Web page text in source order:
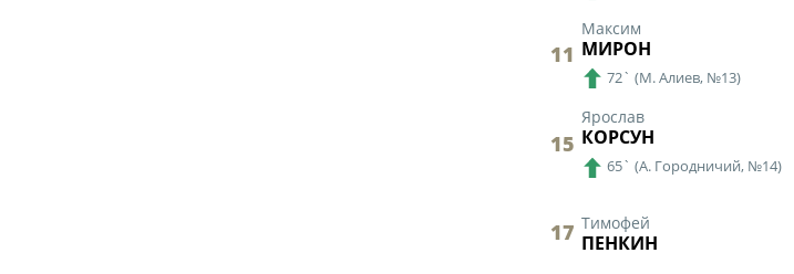
11
Максим
МИРОН
72` (М. Алиев, №13)
15
Ярослав
КОРСУН
65` (А. Городничий, №14)
17 Тимофей
ПЕНКИН